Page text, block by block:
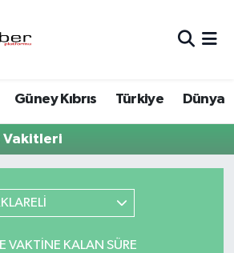
Güney Kıbrıs Türkiye Dünya
Vakitleri
VAKTINE KALAN SÜRE
Durumu ve Fikstür